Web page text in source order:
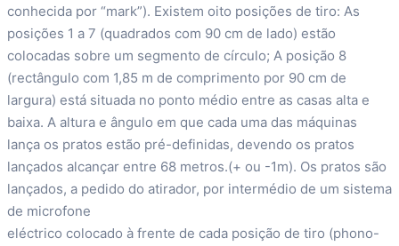
conhecida por “mark”). Existem oito posições de tiro: As
posições 1 a 7 (quadrados com 90 cm de lado) estão
colocadas sobre um segmento de círculo; A posição 8
(rectângulo com 1,85 m de comprimento por 90 cm de
largura) está situada no ponto médio entre as casas alta e
baixa. A altura e ângulo em que cada uma das máquinas
lança os pratos estão pré-definidas, devendo os pratos
lançados alcançar entre 68 metros.(+ ou -1m). Os pratos são
lançados, a pedido do atirador, por intermédio de um sistema
de microfone
eléctrico colocado à frente de cada posição de tiro (phono-